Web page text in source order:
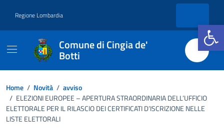
Apri la
Regione Lombardia
Comune di Cingia de'
Botti
Home / Novità / avviso
/ ELEZIONI EUROPEE – APERTURA STRAORDINARIA DELL’UFFICIO
ELETTORALE PER IL RILASCIO DEI CERTIFICATI D’ISCRIZIONE NELLE
LISTE ELETTORALI